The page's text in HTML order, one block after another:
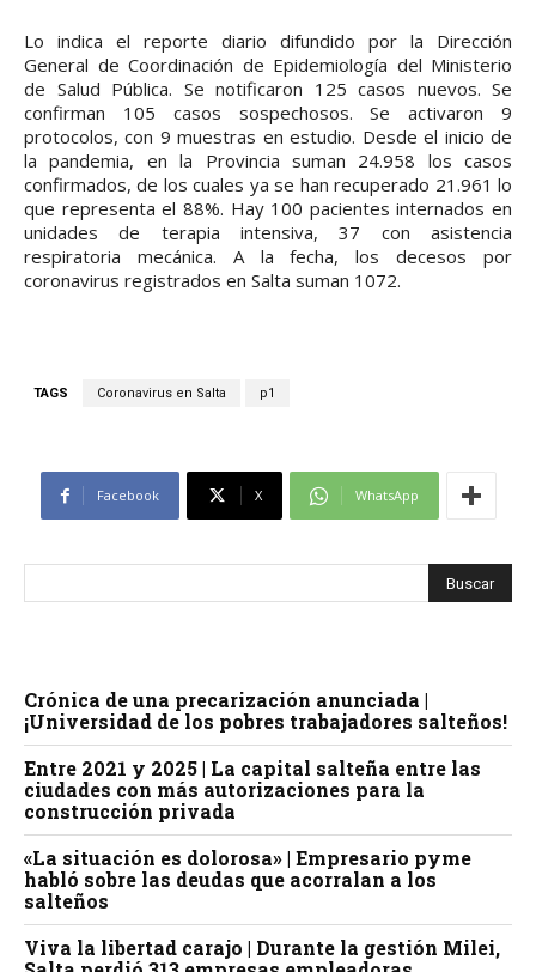
Lo indica el reporte diario difundido por la Dirección
General de Coordinación de Epidemiología del Ministerio
de Salud Pública. Se notificaron 125 casos nuevos. Se
confirman 105 casos sospechosos. Se activaron 9
protocolos, con 9 muestras en estudio. Desde el inicio de
la pandemia, en la Provincia suman 24.958 los casos
confirmados, de los cuales ya se han recuperado 21.961 lo
que representa el 88%. Hay 100 pacientes internados en
unidades de terapia intensiva, 37 con asistencia
respiratoria mecánica. A la fecha, los decesos por
coronavirus registrados en Salta suman 1072.
TAGS Coronavirus en Salta p1
Facebook X WhatsApp
Crónica de una precarización anunciada |
¡Universidad de los pobres trabajadores salteños!
Entre 2021 y 2025 | La capital salteña entre las
ciudades con más autorizaciones para la
construcción privada
«La situación es dolorosa» | Empresario pyme
habló sobre las deudas que acorralan a los
salteños
Viva la libertad carajo | Durante la gestión Milei,